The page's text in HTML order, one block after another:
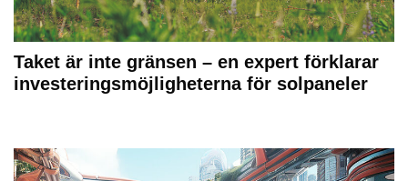
Taket är inte gränsen – en expert förklarar
investeringsmöjligheterna för solpaneler